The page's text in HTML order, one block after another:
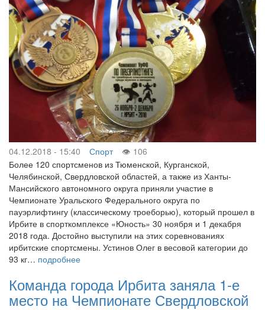
04.12.2018 - 15:40 Спорт
106
Более 120 спортсменов из Тюменской, Курганской,
Челябинской, Свердловской областей, а также из Ханты-
Мансийского автономного округа приняли участие в
Чемпионате Уральского Федерального округа по
пауэрлифтингу (классическому троеборью), который прошел в
Ирбите в спорткомплексе «Юность» 30 ноября и 1 декабря
2018 года. Достойно выступили на этих соревнованиях
ирбитские спортсмены. Устинов Олег в весовой категории до
93 кг… подробнее
Команда города Ирбита заняла 1-е
место на Чемпионате Свердловской